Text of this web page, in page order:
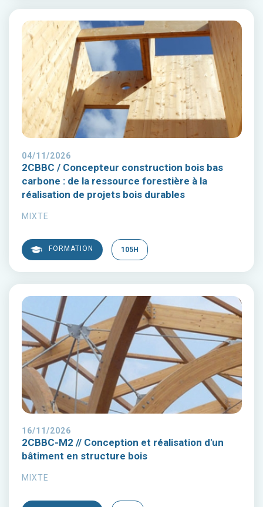
04/11/2026
2CBBC / Concepteur construction bois bas
carbone : de la ressource forestière à la
réalisation de projets bois durables
MIXTE
FORMATION 105H
16/11/2026
2CBBC-M2 // Conception et réalisation d'un
bâtiment en structure bois
MIXTE